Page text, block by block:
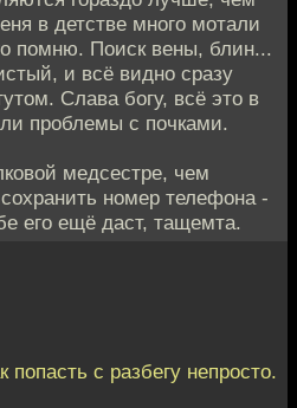
в детстве много мотали
помню. Поиск вены, блин...
и всё видно сразу
Слава богу, всё это в
проблемы с почками.
медсестре, чем
номер телефона -
его ещё даст, тащемта.
попасть с разбегу непросто.